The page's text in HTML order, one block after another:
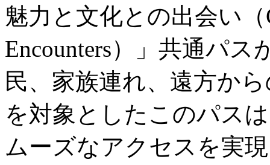
魅力と文化との出会い（
Encounters）」共通パ
民、家族連れ、遠方か
を対象としたこのパス
ムーズなアクセスを実